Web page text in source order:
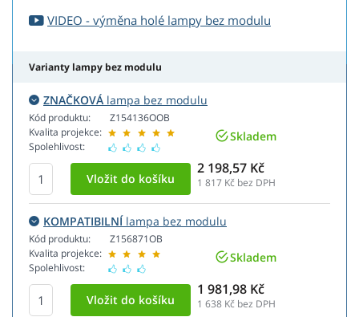
VIDEO - výměna holé lampy bez modulu
Varianty lampy bez modulu
ZNAČKOVÁ lampa bez modulu
Kód produktu:
Kvalita projekce:
Spolehlivost:
Z154136OOB
Skladem
2 198,57 Kč
1 817 Kč bez DPH
KOMPATIBILNÍlampa bez modulu
Kód produktu:
Kvalita projekce:
Spolehlivost:
Z156871OB
Skladem
1 981,98 Kč
1 638 Kč bez DPH